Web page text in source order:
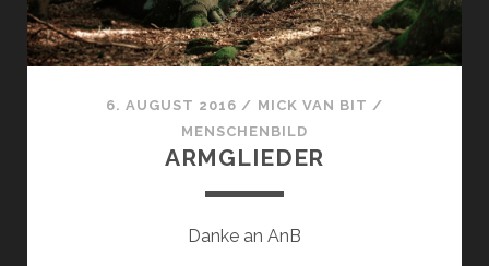
6. AUGUST 2016 / MICK VAN BIT /
MENSCHENBILD
ARMGLIEDER
Danke an AnB